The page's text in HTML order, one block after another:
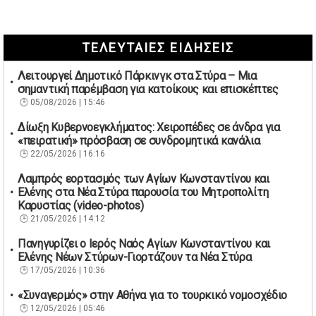
ΤΕΛΕΥΤΑΙΕΣ ΕΙΔΗΣΕΙΣ
Λειτουργεί Δημοτικό Πάρκινγκ στα Στύρα – Μια
σημαντική παρέμβαση για κατοίκους και επισκέπτες
05/08/2026 | 15:46
Δίωξη Κυβερνοεγκλήματος: Χειροπέδες σε άνδρα για
«πειρατική» πρόσβαση σε συνδρομητικά κανάλια
22/05/2026 | 16:16
Λαμπρός εορτασμός των Αγίων Κωνσταντίνου και
Ελένης στα Νέα Στύρα παρουσία του Μητροπολίτη
Καρυστίας (video-photos)
21/05/2026 | 14:12
Πανηγυρίζει ο Ιερός Ναός Αγίων Κωνσταντίνου και
Ελένης Νέων Στύρων-Γιορτάζουν τα Νέα Στύρα
17/05/2026 | 10:36
«Συναγερμός» στην Αθήνα για το τουρκικό νομοσχέδιο
12/05/2026 | 05:46